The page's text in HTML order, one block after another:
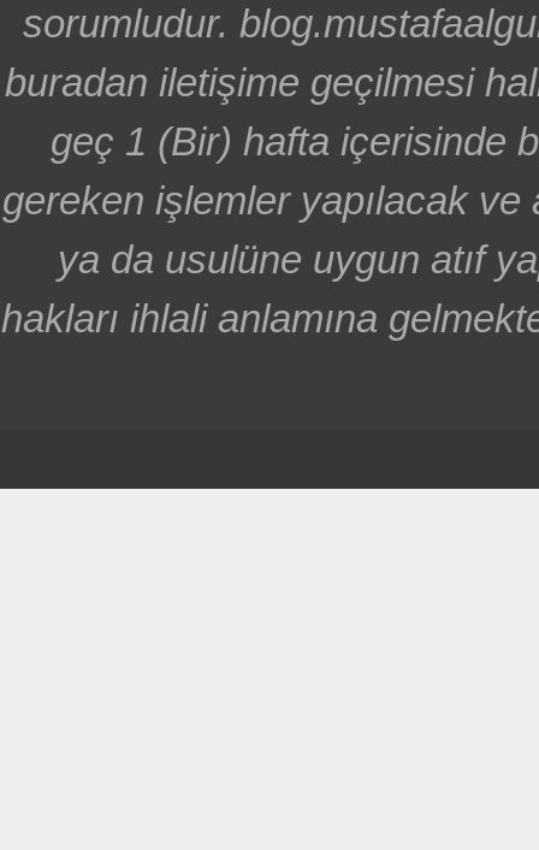
sorumludur.
buradan iletişime geçilmesi
geç 1 (Bir) hafta içerisinde
gereken işlemler yapılacak ve
ya da usulüne uygun atıf
hakları ihlali anlamına